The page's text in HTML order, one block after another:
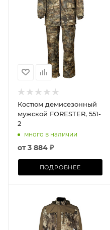
Костюм демисезонный
мужской FORESTER, 551-
2
много в наличии
от3 884 ₽
ПОДРОБНЕЕ